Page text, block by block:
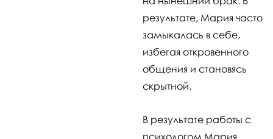
результате, Мария часто
замыкалась в себе,
избегая откровенного
общения и становясь
скрытной.
В результате работы с